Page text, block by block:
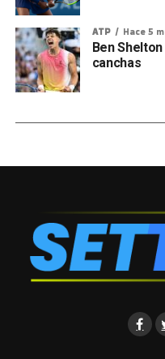
ATP Hace 5
Ben
canchas